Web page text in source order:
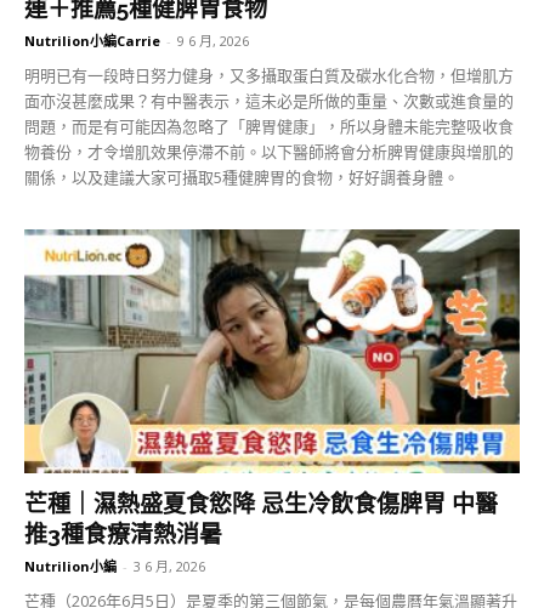
連＋推薦5種健脾胃食物
Nutrilion小編Carrie - 9 6 月, 2026
明明已有一段時日努力健身，又多攝取蛋白質及碳水化合物，但增肌方
面亦沒甚麼成果？有中醫表示，這未必是所做的重量、次數或進食量的
問題，而是有可能因為忽略了「脾胃健康」，所以身體未能完整吸收食
物養份，才令增肌效果停滯不前。以下醫師將會分析脾胃健康與增肌的
關係，以及建議大家可攝取5種健脾胃的食物，好好調養身體。
芒種｜濕熱盛夏食慾降 忌生冷飲食傷脾胃 中醫
推3種食療清熱消暑
Nutrilion小編 - 3 6 月, 2026
芒種（2026年6月5日）是夏季的第三個節氣，是每個農曆年氣溫顯著升